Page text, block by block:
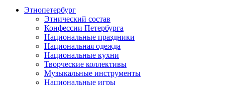
Этнопетербург
Этнический состав
Конфессии Петербурга
Национальные праздники
Национальная одежда
Национальные кухни
Творческие коллективы
Музыкальные инструменты
Национальные игры